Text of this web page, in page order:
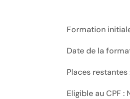
Formation
Date de la
Places restantes
Eligible au CPF :